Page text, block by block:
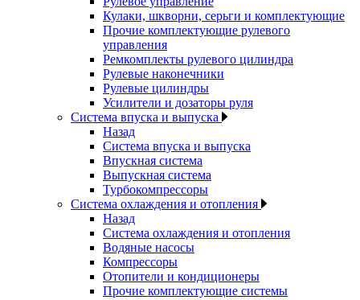
Кулаки, шкворни, серьги и комплектующие
Прочие комплектующие рулевого
управления
Ремкомплекты рулевого цилиндра
Рулевые наконечники
Рулевые цилиндры
Усилители и дозаторы руля
Система впуска и выпуска
Назад
Система впуска и выпуска
Впускная система
Выпускная система
Турбокомпрессоры
Система охлаждения и отопления
Назад
Система охлаждения и отопления
Водяные насосы
Компрессоры
Отопители и кондиционеры
Прочие комплектующие системы